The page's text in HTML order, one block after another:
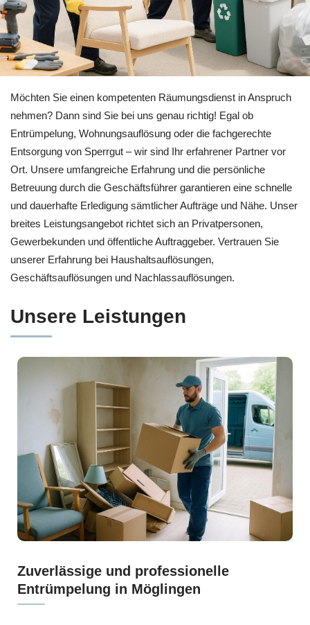
Jetzt Entrümpelung für Möglingen anfragen bei
Möchten Sie einen kompetenten Räumungsdienst in Anspruch
nehmen? Dann sind Sie bei uns genau richtig! Egal ob
Entrümpelung, Wohnungsauflösung oder die fachgerechte
Entsorgung von Sperrgut – wir sind Ihr erfahrener Partner vor
Ort. Unsere umfangreiche Erfahrung und die persönliche
Betreuung durch die Geschäftsführer garantieren eine schnelle
und dauerhafte Erledigung sämtlicher Aufträge und Nähe. Unser
breites Leistungsangebot richtet sich an Privatpersonen,
Gewerbekunden und öffentliche Auftraggeber. Vertrauen Sie
unserer Erfahrung bei Haushaltsauflösungen,
Geschäftsauflösungen und Nachlassauflösungen.
Unsere Leistungen
Zuverlässige und professionelle
Entrümpelung in Möglingen